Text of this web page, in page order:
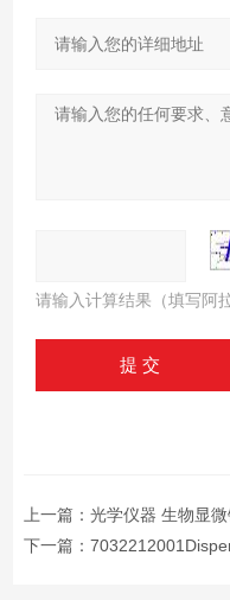
请输入计算结果（填写阿
上一篇： 光学仪器 生物显
下一篇：